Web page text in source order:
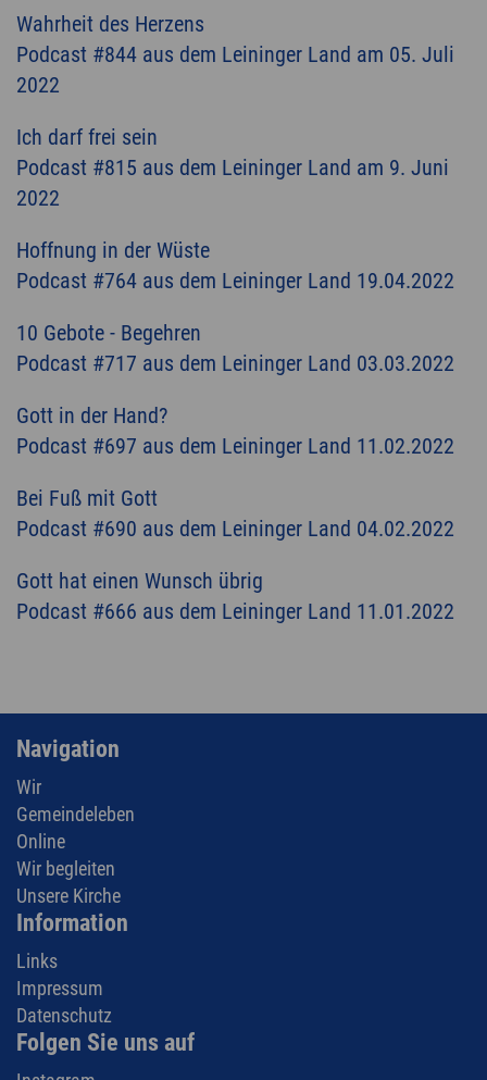
Wahrheit des Herzens
Podcast #844 aus dem Leininger Land am 05. Juli
2022
Ich darf frei sein
Podcast #815 aus dem Leininger Land am 9. Juni
2022
Hoffnung in der Wüste
Podcast #764 aus dem Leininger Land 19.04.2022
10 Gebote - Begehren
Podcast #717 aus dem Leininger Land 03.03.2022
Gott in der Hand?
Podcast #697 aus dem Leininger Land 11.02.2022
Bei Fuß mit Gott
Podcast #690 aus dem Leininger Land 04.02.2022
Gott hat einen Wunsch übrig
Podcast #666 aus dem Leininger Land 11.01.2022
Navigation
Wir
Gemeindeleben
Online
Wir begleiten
Unsere Kirche
Information
Links
Impressum
Datenschutz
Folgen Sie uns auf